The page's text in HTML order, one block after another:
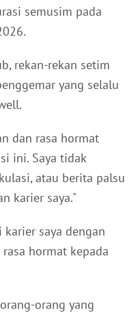
semusim pada
rekan-rekan setim
yang selalu
dan rasa hormat
ini. Saya tidak
atau berita palsu
karier saya."
saya dengan
hormat kepada
orang yang